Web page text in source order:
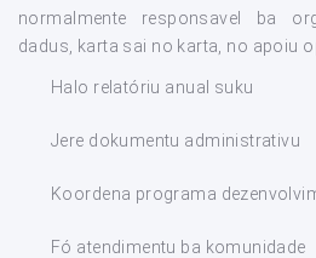
normalmente responsavel ba
dadus, karta sai no karta, no apoiu
Halo relatóriu anual suku
Jere dokumentu administrativu
Koordena programa
Fó atendimentu ba komunidade